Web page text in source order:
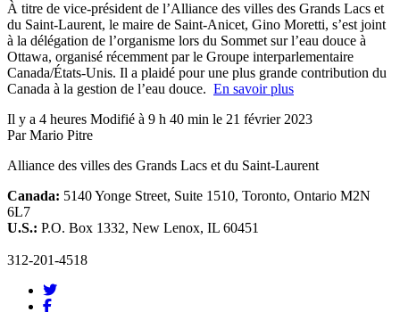
À titre de vice-président de l’Alliance des villes des Grands Lacs et
du Saint-Laurent, le maire de Saint-Anicet, Gino Moretti, s’est joint
à la délégation de l’organisme lors du Sommet sur l’eau douce à
Ottawa, organisé récemment par le Groupe interparlementaire
Canada/États-Unis. Il a plaidé pour une plus grande contribution du
Canada à la gestion de l’eau douce. En savoir plus
Il y a 4 heures Modifié à 9 h 40 min le 21 février 2023
Par Mario Pitre
Alliance des villes des Grands Lacs et du Saint-Laurent
Canada: 5140 Yonge Street, Suite 1510, Toronto, Ontario M2N
6L7
U.S.: P.O. Box 1332, New Lenox, IL 60451
312-201-4518